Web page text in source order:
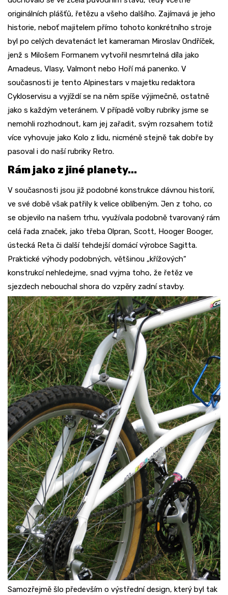
originálních plášťů, řetězu a všeho dalšího. Zajímavá je jeho
historie, neboť majitelem přímo tohoto konkrétního stroje
byl po celých devatenáct let kameraman Miroslav Ondříček,
jenž s Milošem Formanem vytvořil nesmrtelná díla jako
Amadeus, Vlasy, Valmont nebo Hoří má panenko. V
současnosti je tento Alpinestars v majetku redaktora
Cykloservisu a vyjíždí se na něm spíše výjimečně, ostatně
jako s každým veteránem. V případě volby rubriky jsme se
nemohli rozhodnout, kam jej zařadit, svým rozsahem totiž
více vyhovuje jako Kolo z lidu, nicméně stejně tak dobře by
pasoval i do naší rubriky Retro.
Rám jako z jiné planety...
V současnosti jsou již podobné konstrukce dávnou historií,
ve své době však patřily k velice oblíbeným. Jen z toho, co
se objevilo na našem trhu, využívala podobně tvarovaný rám
celá řada značek, jako třeba Olpran, Scott, Hooger Booger,
ústecká Reta či další tehdejší domácí výrobce Sagitta.
Praktické výhody podobných, většinou „křížových“
konstrukcí nehledejme, snad vyjma toho, že řetěz ve
sjezdech nebouchal shora do vzpěry zadní stavby.
Samozřejmě šlo především o výstřední design, který byl tak